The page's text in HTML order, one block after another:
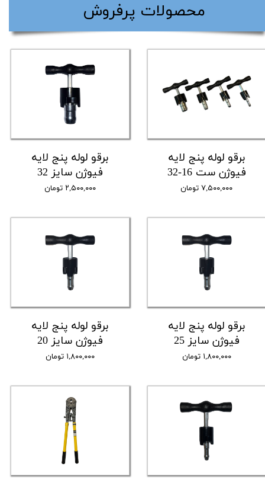
برقو لوله پنج لایه
فیوژن ست 16-32
۷,۵۰۰,۰۰۰ تومان
برقو لوله پنج لایه
فیوژن سایز 32
۲,۵۰۰,۰۰۰ تومان
برقو لوله پنج لایه
فیوژن سایز 25
۱,۸۰۰,۰۰۰ تومان
برقو لوله پنج لایه
فیوژن سایز 20
۱,۸۰۰,۰۰۰ تومان
​محصولات پرفروش